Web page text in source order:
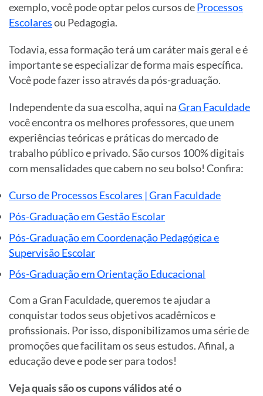
exemplo, você pode optar pelos cursos deProcessos
Escolaresou Pedagogia.
Todavia, essa formação terá um caráter mais geral e é
importante se especializar de forma mais específica.
Você pode fazer isso através da pós-graduação.
Independente da sua escolha, aqui naGran Faculdade
você encontra os melhores professores, que unem
experiências teóricas e práticas do mercado de
trabalho público e privado. São cursos 100% digitais
com mensalidades que cabem no seu bolso! Confira:
Curso de Processos Escolares | Gran Faculdade
Pós-Graduação em Gestão Escolar
Pós-Graduação em Coordenação Pedagógica e
Supervisão Escolar
Pós-Graduação em Orientação Educacional
Com a Gran Faculdade, queremos te ajudar a
conquistar todos seus objetivos acadêmicos e
profissionais. Por isso, disponibilizamos uma série de
promoções que facilitam os seus estudos. Afinal, a
educação deve e pode ser para todos!
Veja quais são os cupons válidos até o